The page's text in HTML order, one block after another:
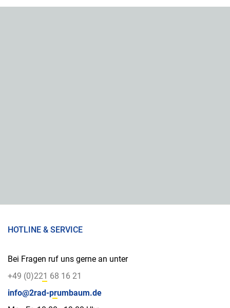
HOTLINE & SERVICE
Bei Fragen ruf uns gerne an unter
+49 (0)221 68 16 21
info@2rad-prumbaum.de